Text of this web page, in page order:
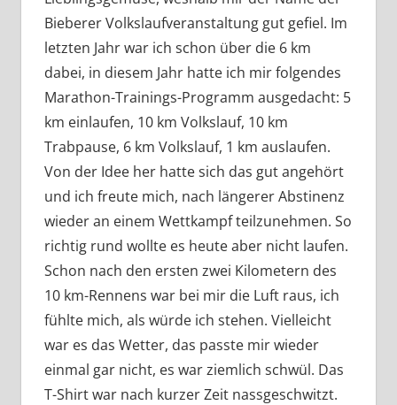
Bieberer Volkslaufveranstaltung gut gefiel. Im
letzten Jahr war ich schon über die 6 km
dabei, in diesem Jahr hatte ich mir folgendes
Marathon-Trainings-Programm ausgedacht: 5
km einlaufen, 10 km Volkslauf, 10 km
Trabpause, 6 km Volkslauf, 1 km auslaufen.
Von der Idee her hatte sich das gut angehört
und ich freute mich, nach längerer Abstinenz
wieder an einem Wettkampf teilzunehmen. So
richtig rund wollte es heute aber nicht laufen.
Schon nach den ersten zwei Kilometern des
10 km-Rennens war bei mir die Luft raus, ich
fühlte mich, als würde ich stehen. Vielleicht
war es das Wetter, das passte mir wieder
einmal gar nicht, es war ziemlich schwül. Das
T-Shirt war nach kurzer Zeit nassgeschwitzt.